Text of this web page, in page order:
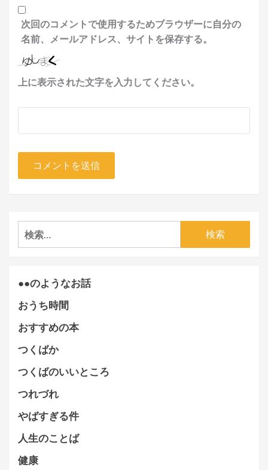
次回のコメントで使用するためブラウザーに自分の
名前、メールアドレス、サイトを保存する。
上に表示された文字を入力してください。
検
索:
●●のようなお話
おうち時間
おすすめの本
つくばか
つくばのいいところ
つれづれ
やばすぎる件
人生のことば
健康